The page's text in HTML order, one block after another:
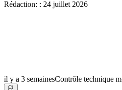
Rédaction: : 24 juillet 2026
il y a 3 semainesContrôle technique